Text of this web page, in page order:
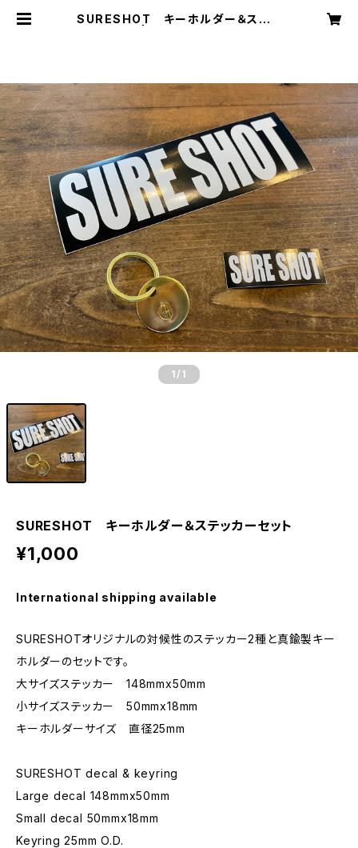
SURESHOT キーホルダー＆ステッ
1 /1
SURESHOT キーホルダー＆ステッカーセット
¥1,000
International shipping available
SURESHOTオリジナルの対候性のステッカー2種と真鍮製キー
ホルダーのセットです。
大サイズステッカー 148mmx50mm
小サイズステッカー 50mmx18mm
キーホルダーサイズ 直径25mm
SURESHOT decal & keyring
Large decal 148mmx50mm
Small decal 50mmx18mm
Keyring 25mm O.D.